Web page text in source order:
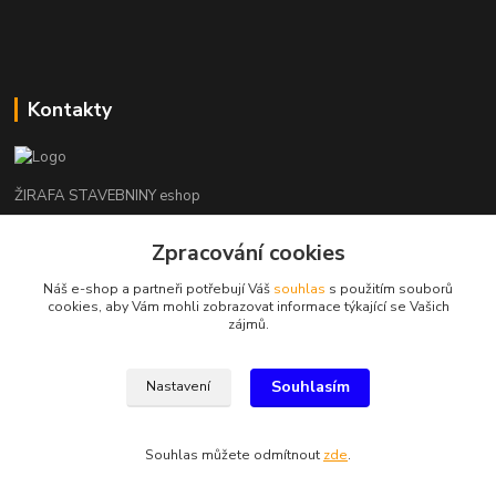
Kontakty
ŽIRAFA STAVEBNINY eshop
+420 312 685 342
kladno@zirafa-stavebniny.cz
Zpracování cookies
Náš e-shop a partneři potřebují Váš souhlas s použitím souborů
cookies, aby Vám mohli zobrazovat informace týkající se Vašich
zájmů.
Nastavení Souhlasím
Souhlas můžete odmítnout zde.